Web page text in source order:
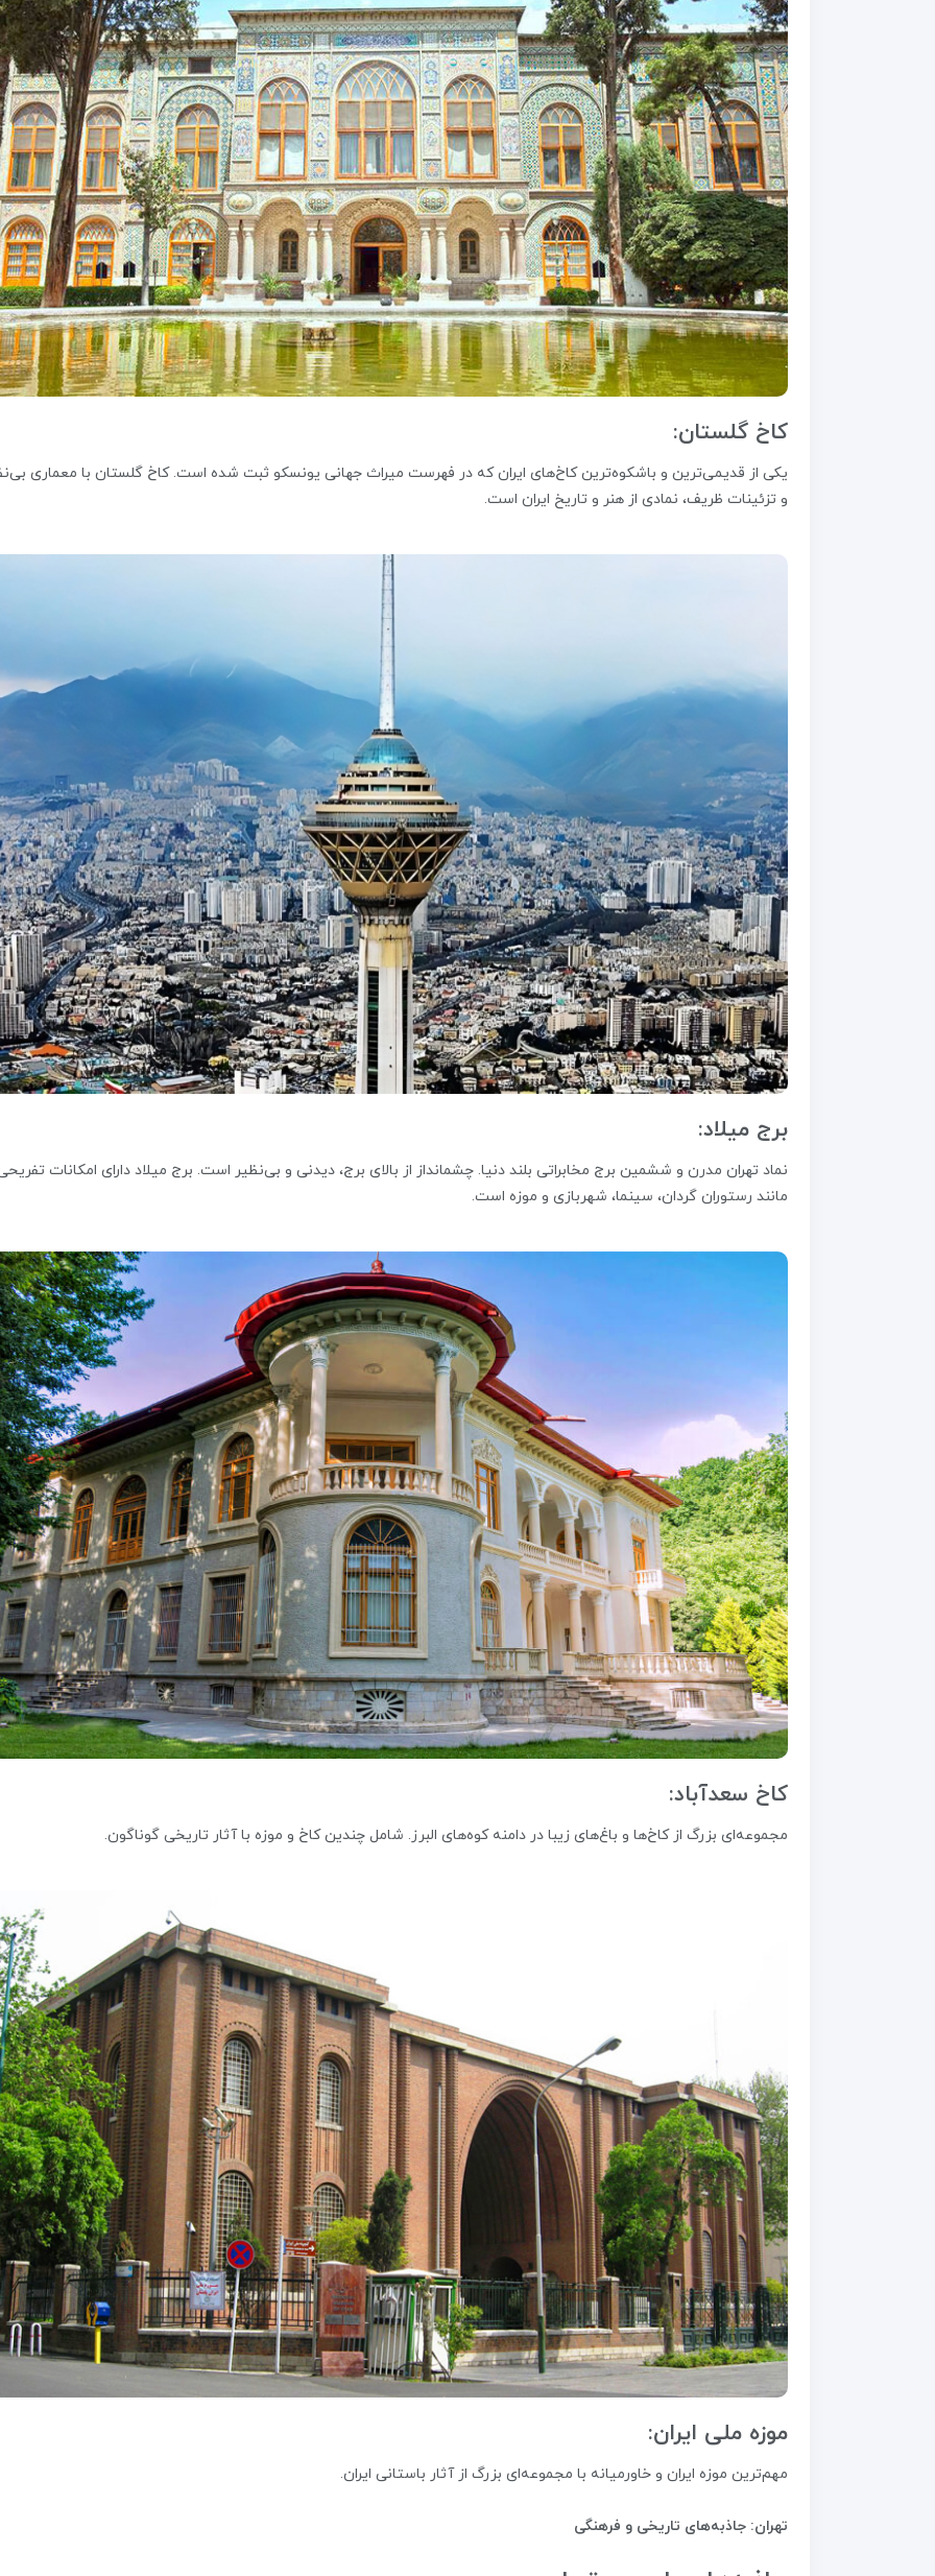
کاخ گلستان:
یکی از قدیمی‌ترین و باشکوه‌ترین کاخ‌های ایران که در فهرست میراث جهانی یونسکو ثبت شده است. کاخ گلستان با معماری
و تزئینات ظریف، نمادی از هنر و تاریخ ایران است.
برج میلاد:
نماد تهران مدرن و ششمین برج مخابراتی بلند دنیا. چشمانداز از بالای برج، دیدنی و بی‌نظیر است. برج میلاد دارای امکانات
مانند رستوران گردان، سینما، شهربازی و موزه است.
کاخ سعدآباد:
مجموعه‌ای بزرگ از کاخ‌ها و باغ‌های زیبا در دامنه کوه‌های البرز. شامل چندین کاخ و موزه با آثار تاریخی گوناگون.
موزه ملی ایران:
مهم‌ترین موزه ایران و خاورمیانه با مجموعه‌ای بزرگ از آثار باستانی ایران.
تهران: جاذبه‌های تاریخی و فرهنگی